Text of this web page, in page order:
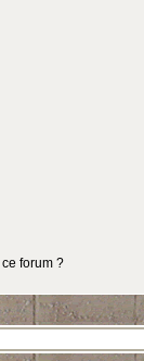
forum ?